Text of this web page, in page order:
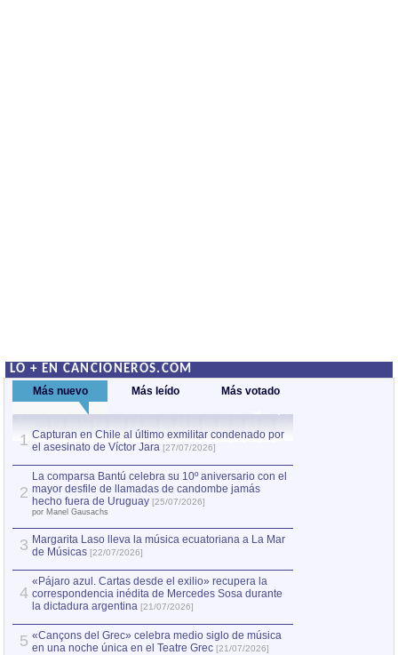
LO + EN CANCIONEROS.COM
Más nuevo Más leído Más votado
1 Capturan en Chile al último exmilitar condenado por
el asesinato de Víctor Jara [27/07/2026]
2
La comparsa Bantú celebra su 10º aniversario con el
mayor desfile de llamadas de candombe jamás
hecho fuera de Uruguay [25/07/2026]
por Manel Gausachs
3 Margarita Laso lleva la música ecuatoriana a La Mar
de Músicas [22/07/2026]
4
«Pájaro azul. Cartas desde el exilio» recupera la
correspondencia inédita de Mercedes Sosa durante
la dictadura argentina [21/07/2026]
5 «Cançons del Grec» celebra medio siglo de música
en una noche única en el Teatre Grec [21/07/2026]